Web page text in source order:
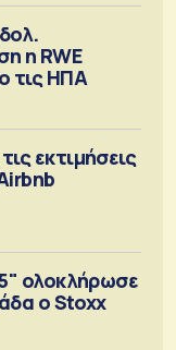
η RWE
τις ΗΠΑ
εκτιμήσεις
ολοκλήρωσε
ο Stoxx